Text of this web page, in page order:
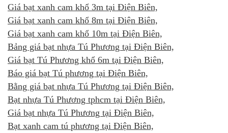
Giá bạt xanh cam khổ 3m tại Điện Biên,
Giá bạt xanh cam khổ 8m tại Điện Biên,
Giá bạt xanh cam khổ 10m tại Điện Biên,
Bảng giá bạt nhựa Tú Phương tại Điện Biên,
Giá bạt Tú Phương khổ 6m tại Điện Biên,
Báo giá bạt Tú phương tại Điện Biên,
Bằng giá bạt nhựa Tú Phương tại Điện Biên,
Bạt nhựa Tú Phương tphcm tại Điện Biên,
Giá bạt nhựa Tú Phương tại Điện Biên,
Bạt xanh cam tú phương tại Điện Biên,